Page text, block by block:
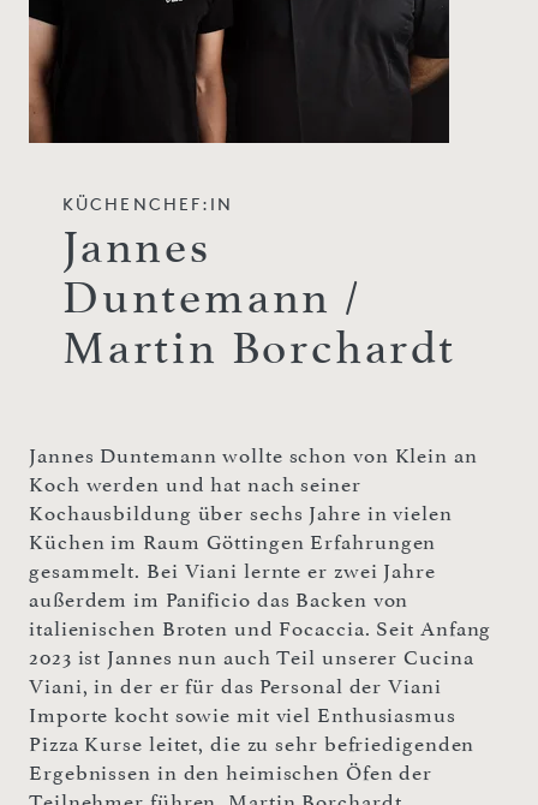
KÜCHENCHEF:IN
Jannes
Duntemann /
Martin Borchardt
Jannes Duntemann wollte schon von Klein an
Koch werden und hat nach seiner
Kochausbildung über sechs Jahre in vielen
Küchen im Raum Göttingen Erfahrungen
gesammelt. Bei Viani lernte er zwei Jahre
außerdem im Panificio das Backen von
italienischen Broten und Focaccia. Seit Anfang
2023 ist Jannes nun auch Teil unserer Cucina
Viani, in der er für das Personal der Viani
Importe kocht sowie mit viel Enthusiasmus
Pizza Kurse leitet, die zu sehr befriedigenden
Ergebnissen in den heimischen Öfen der